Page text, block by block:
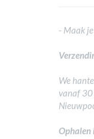
- Maak
We
vanaf 30